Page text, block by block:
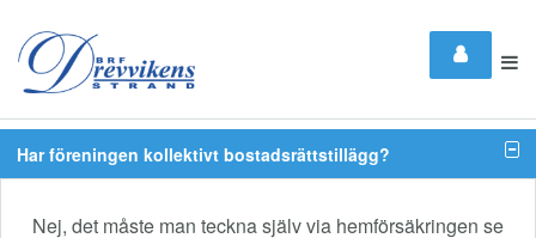
Frågor & Svar
Har föreningen kollektivt bostadsrättstillägg?
Nej, det måste man teckna själv via hemförsäkringen se